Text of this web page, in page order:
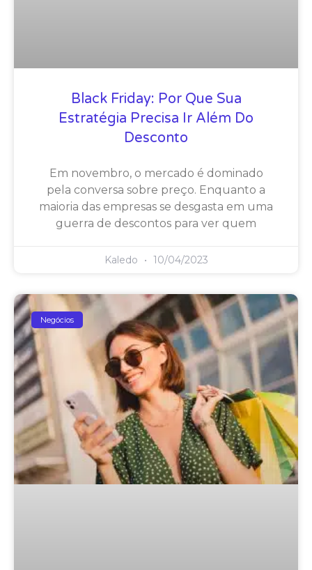
Black Friday: Por Que Sua
Estratégia Precisa Ir Além Do
Desconto
Em novembro, o mercado é dominado
pela conversa sobre preço. Enquanto a
maioria das empresas se desgasta em uma
guerra de descontos para ver quem
Kaledo 10/04/2023
Negócios